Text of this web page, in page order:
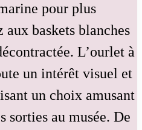
pour plus
aux baskets blanches
L’ourlet à
un intérêt visuel et
un choix amusant
sorties au musée. De